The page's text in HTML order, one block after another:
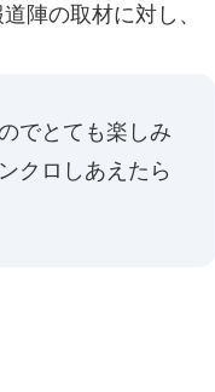
陣の取材に対し、
でとても楽しみ
クロしあえたら